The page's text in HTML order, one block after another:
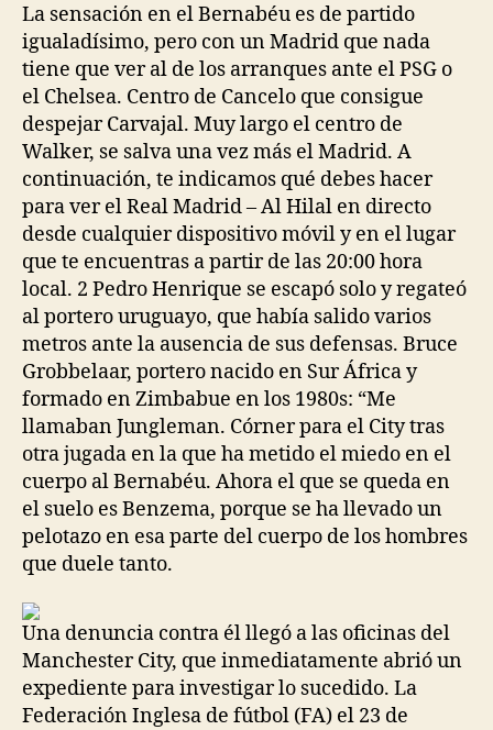
La sensación en el Bernabéu es de partido
igualadísimo, pero con un Madrid que nada
tiene que ver al de los arranques ante el PSG o
el Chelsea. Centro de Cancelo que consigue
despejar Carvajal. Muy largo el centro de
Walker, se salva una vez más el Madrid. A
continuación, te indicamos qué debes hacer
para ver el Real Madrid – Al Hilal en directo
desde cualquier dispositivo móvil y en el lugar
que te encuentras a partir de las 20:00 hora
local. 2 Pedro Henrique se escapó solo y regateó
al portero uruguayo, que había salido varios
metros ante la ausencia de sus defensas. Bruce
Grobbelaar, portero nacido en Sur África y
formado en Zimbabue en los 1980s: “Me
llamaban Jungleman. Córner para el City tras
otra jugada en la que ha metido el miedo en el
cuerpo al Bernabéu. Ahora el que se queda en
el suelo es Benzema, porque se ha llevado un
pelotazo en esa parte del cuerpo de los hombres
que duele tanto.
Una denuncia contra él llegó a las oficinas del
Manchester City, que inmediatamente abrió un
expediente para investigar lo sucedido. La
Federación Inglesa de fútbol (FA) el 23 de